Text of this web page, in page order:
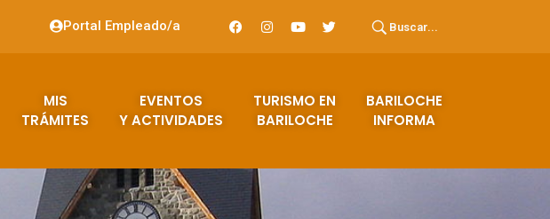
Portal Empleado/a Buscar...
MIS
TRÁMITES
EVENTOS
Y ACTIVIDADES
TURISMO EN
BARILOCHE
BARILOCHE
INFORMA